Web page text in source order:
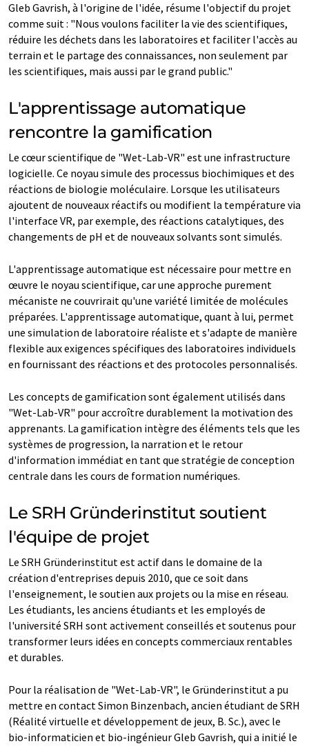
Gleb Gavrish, à l'origine de l'idée, résume l'objectif du projet
comme suit : "Nous voulons faciliter la vie des scientifiques,
réduire les déchets dans les laboratoires et faciliter l'accès au
terrain et le partage des connaissances, non seulement par
les scientifiques, mais aussi par le grand public."
L'apprentissage automatique
rencontre la gamification
Le cœur scientifique de "Wet-Lab-VR" est une infrastructure
logicielle. Ce noyau simule des processus biochimiques et des
réactions de biologie moléculaire. Lorsque les utilisateurs
ajoutent de nouveaux réactifs ou modifient la température via
l'interface VR, par exemple, des réactions catalytiques, des
changements de pH et de nouveaux solvants sont simulés.
L'apprentissage automatique est nécessaire pour mettre en
œuvre le noyau scientifique, car une approche purement
mécaniste ne couvrirait qu'une variété limitée de molécules
préparées. L'apprentissage automatique, quant à lui, permet
une simulation de laboratoire réaliste et s'adapte de manière
flexible aux exigences spécifiques des laboratoires individuels
en fournissant des réactions et des protocoles personnalisés.
Les concepts de gamification sont également utilisés dans
"Wet-Lab-VR" pour accroître durablement la motivation des
apprenants. La gamification intègre des éléments tels que les
systèmes de progression, la narration et le retour
d'information immédiat en tant que stratégie de conception
centrale dans les cours de formation numériques.
Le SRH Gründerinstitut soutient
l'équipe de projet
Le SRH Gründerinstitut est actif dans le domaine de la
création d'entreprises depuis 2010, que ce soit dans
l'enseignement, le soutien aux projets ou la mise en réseau.
Les étudiants, les anciens étudiants et les employés de
l'université SRH sont activement conseillés et soutenus pour
transformer leurs idées en concepts commerciaux rentables
et durables.
Pour la réalisation de "Wet-Lab-VR", le Gründerinstitut a pu
mettre en contact Simon Binzenbach, ancien étudiant de SRH
(Réalité virtuelle et développement de jeux, B. Sc.), avec le
bio-informaticien et bio-ingénieur Gleb Gavrish, qui a initié le